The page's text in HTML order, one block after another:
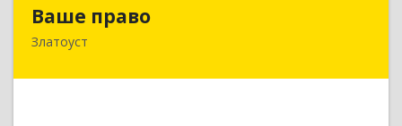
Ваше право
Златоуст